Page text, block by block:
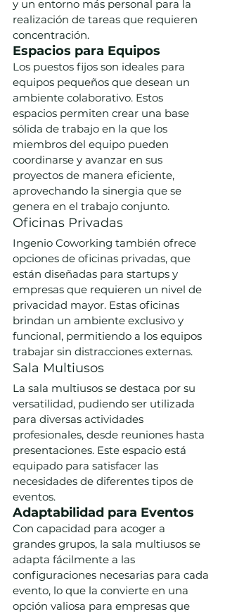
y un entorno más personal para la
realización de tareas que requieren
concentración.
Espacios para Equipos
Los puestos fijos son ideales para
equipos pequeños que desean un
ambiente colaborativo. Estos
espacios permiten crear una base
sólida de trabajo en la que los
miembros del equipo pueden
coordinarse y avanzar en sus
proyectos de manera eficiente,
aprovechando la sinergia que se
genera en el trabajo conjunto.
Oficinas Privadas
Ingenio Coworking también ofrece
opciones de oficinas privadas, que
están diseñadas para startups y
empresas que requieren un nivel de
privacidad mayor. Estas oficinas
brindan un ambiente exclusivo y
funcional, permitiendo a los equipos
trabajar sin distracciones externas.
Sala Multiusos
La sala multiusos se destaca por su
versatilidad, pudiendo ser utilizada
para diversas actividades
profesionales, desde reuniones hasta
presentaciones. Este espacio está
equipado para satisfacer las
necesidades de diferentes tipos de
eventos.
Adaptabilidad para Eventos
Con capacidad para acoger a
grandes grupos, la sala multiusos se
adapta fácilmente a las
configuraciones necesarias para cada
evento, lo que la convierte en una
opción valiosa para empresas que